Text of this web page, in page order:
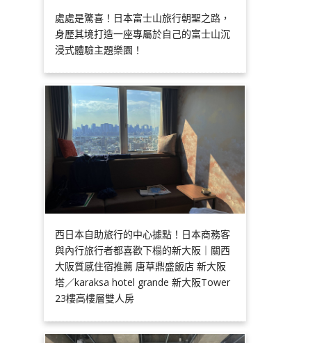
處處是驚喜！日本富士山旅行朝聖之路，
身歷其境打造一座專屬於自己的富士山沉
浸式體驗主題樂園！
西日本自助旅行的中心據點！日本商務客
與內行旅行者都喜歡下榻的新大阪｜關西
大阪質感住宿推薦 唐草鼎盛飯店 新大阪
塔／karaksa hotel grande 新大阪Tower
23樓高樓層雙人房